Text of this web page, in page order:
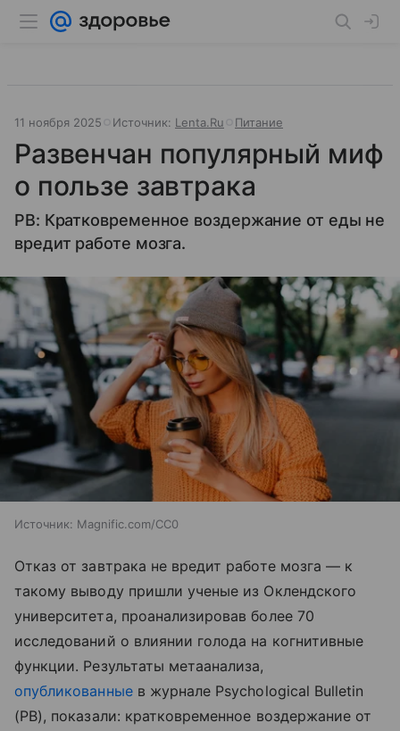
11 ноября 2025 Источник: Lenta.Ru Питание
Развенчан популярный миф
о пользе завтрака
PB: Кратковременное воздержание от еды не
вредит работе мозга.
Источник: Magnific.com/CC0
Отказ от завтрака не вредит работе мозга — к
такому выводу пришли ученые из Оклендского
университета, проанализировав более 70
исследований о влиянии голода на когнитивные
функции. Результаты метаанализа,
опубликованныев журнале Psychological Bulletin
(PB), показали: кратковременное воздержание от